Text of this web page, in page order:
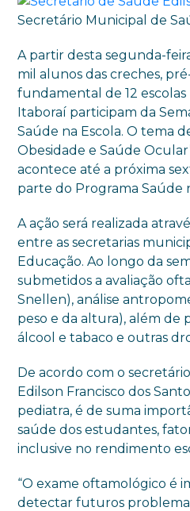
Secretário Municipal de
A partir desta segunda-
mil alunos das creches,
fundamental de 12
Itaboraí participam da
Saúde na Escola. O tema
Obesidade e Saúde
acontece até a próxima
parte do Programa Saúde
A ação será realizada
entre as secretarias
Educação. Ao longo da
submetidos a avaliação
Snellen), análise
peso e da altura), além de
álcool e tabaco e outras
De acordo com o
Edilson Francisco dos
pediatra, é de suma
saúde dos estudantes,
inclusive no rendimento
“O exame oftamológico é
detectar futuros